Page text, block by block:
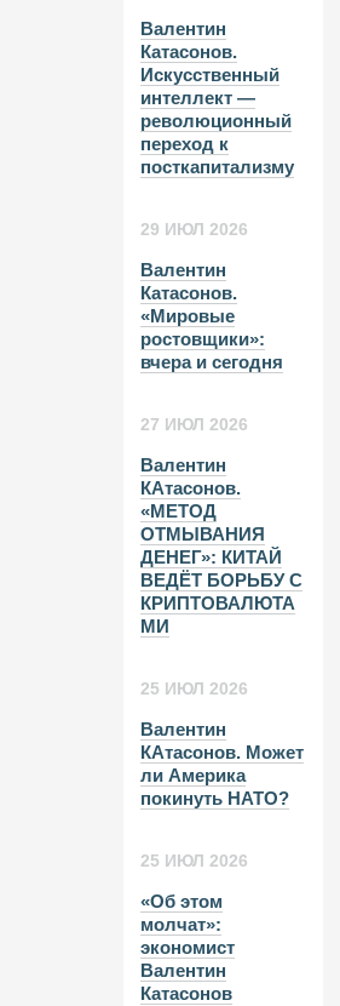
Валентин
Катасонов.
Искусственный
интеллект —
революционный
переход к
посткапитализму
29 ИЮЛ 2026
Валентин
Катасонов.
«Мировые
ростовщики»:
вчера и сегодня
27 ИЮЛ 2026
Валентин
КАтасонов.
«МЕТОД
ОТМЫВАНИЯ
ДЕНЕГ»: КИТАЙ
ВЕДЁТ БОРЬБУ С
КРИПТОВАЛЮТА
МИ
25 ИЮЛ 2026
Валентин
КАтасонов. Может
ли Америка
покинуть НАТО?
25 ИЮЛ 2026
«Об этом
молчат»:
экономист
Валентин
Катасонов